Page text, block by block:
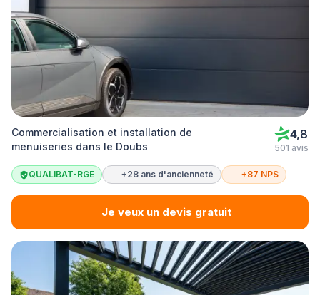
Commercialisation et installation de
menuiseries dans le Doubs
4,8
501 avis
QUALIBAT-RGE +28 ans d'ancienneté +87 NPS
Je veux un devis gratuit